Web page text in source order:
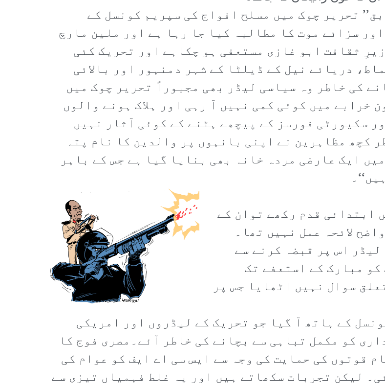
تحریر چوک میں مسلح افواج کی سپریم کونسل کے
سزائے موت کا مطالبہ کیا جا رہا ہے اور ملین مارچ
ثقافت ابو غازی مستعفی ہو چکاہے اور تحریک کئی
دریائے نیل کے ڈیلٹا کے شہر دمنہور اور بالائی
کی خاطر وہ سیاسی لیڈر بھی مجبوراً تحریر چوک میں
خرابے میں کوئی کمی نہیں آ رہی اور ہلاک ہونے والوں
سکیورٹی فورسز کے پیچھے ہٹنے کے کوئی آثار نہیں
کچھ مظاہرین نے اپنی بانہوں پر والدین کا نام پتہ
ایک عارضی مردہ خانہ بھی بنایا گیا ہے جس کے باہر
ابتدائی قدم رکھے توان کے
لائحہ عمل نہیں تھا۔
اس پر قبضہ کرنے سے
مبارک کے استعفے تک
سوال نہیں اٹھایا جس پر
کے ہاتھ آ گیا جو تحریک کے لیڈروں اور امریکی
کو مکمل تباہی سے بچانے کی خاطر آئے۔مصری فوج کا
قوتوں کی حمایت کی وجہ سے ایس سی اے ایف کو عوام کی
لیکن تجربات سکھاتے ہیں اور یہ غلط فہمیاں تیزی سے